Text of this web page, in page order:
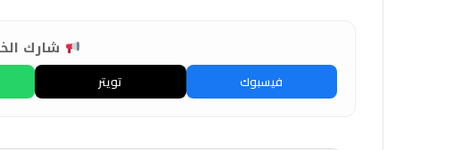
شارك
فيسبوك تويتر